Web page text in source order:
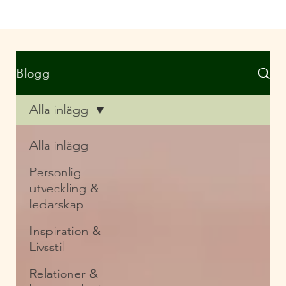
Blogg
Alla inlägg
Personlig
utveckling &
ledarskap
Inspiration &
Livsstil
Relationer &
Alla inlägg